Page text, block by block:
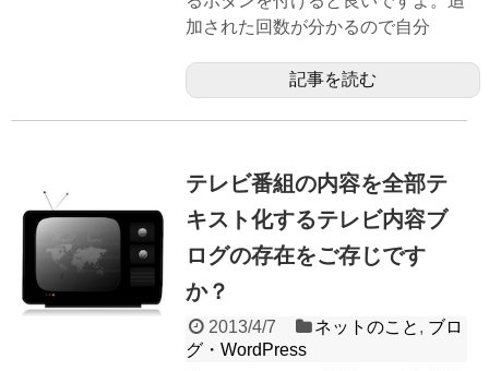
加された回数が分かるので自分
記事を読む
テレビ番組の内容を全部テ
キスト化するテレビ内容ブ
ログの存在をご存じです
か？
2013/4/7 ネットのこと , ブロ
グ・WordPress